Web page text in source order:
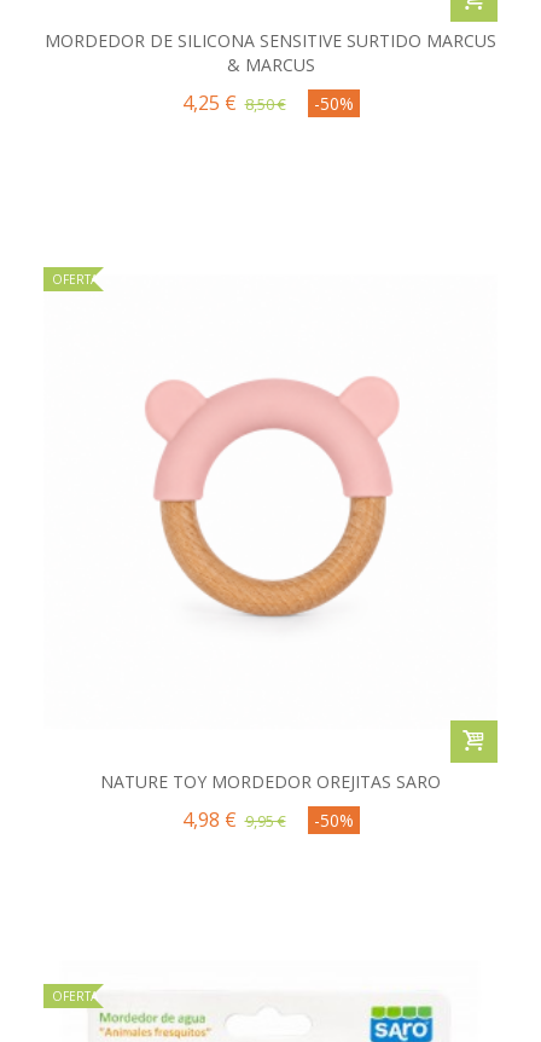
MORDEDOR DE SILICONA SENSITIVE SURTIDO MARCUS
& MARCUS
4,25 € 8,50 € -50%
OFERTA
NATURE TOY MORDEDOR OREJITAS SARO
4,98 € 9,95 € -50%
OFERTA